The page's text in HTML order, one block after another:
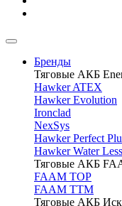
Бренды
Тяговые АКБ
Hawker ATEX
Hawker Evolution
Ironclad
NexSys
Hawker Perfect
Hawker Water Less
Тяговые АКБ
FAAM TOP
FAAM TTM
Тяговые АКБ